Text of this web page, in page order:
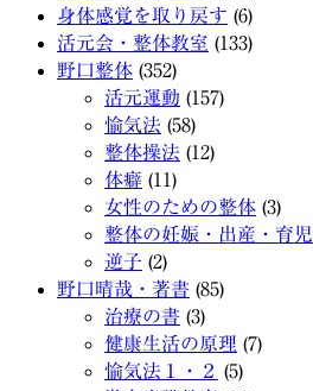
身体感覚を取り戻す (6)
活元会・整体教室 (133)
野口整体 (352)
活元運動 (157)
愉気法 (58)
整体操法 (12)
体癖 (11)
女性のための整体 (3)
整体の妊娠・出産・育児
逆子 (2)
野口晴哉・著書 (85)
治療の書 (3)
健康生活の原理 (7)
愉気法１・２ (5)